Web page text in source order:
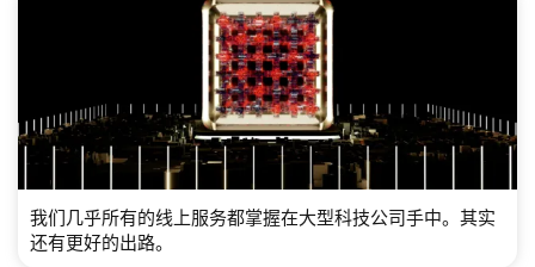
我们几乎所有的线上服务都掌握在大型科技公司手中。其实
还有更好的出路。